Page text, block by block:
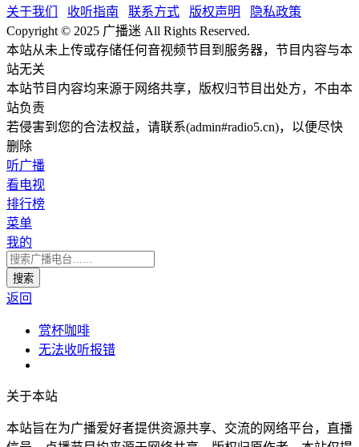
关于我们 收听指南 联系方式 版权声明
隐私政策
Copyright © 2025 广播迷 All Rights Reserved.
本站从未上传或存储任何音视频节目到服务器，节目内容与本
站无关
本站节目内容均来源于网络共享，版权归节目出处方，不由本
站负责
若侵害到您的合法权益，请联系(admin#radio5.cn)，以便尽快
删除
听广播
看电视
排行榜
菜单
我的
返回
赏杯咖啡
无法收听报错
关于本站
本站旨在为广播爱好者提供资源共享、交流的网络平台，直播